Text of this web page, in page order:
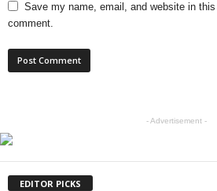
Save my name, email, and website in this
comment.
- Advertisement -
EDITOR PICKS